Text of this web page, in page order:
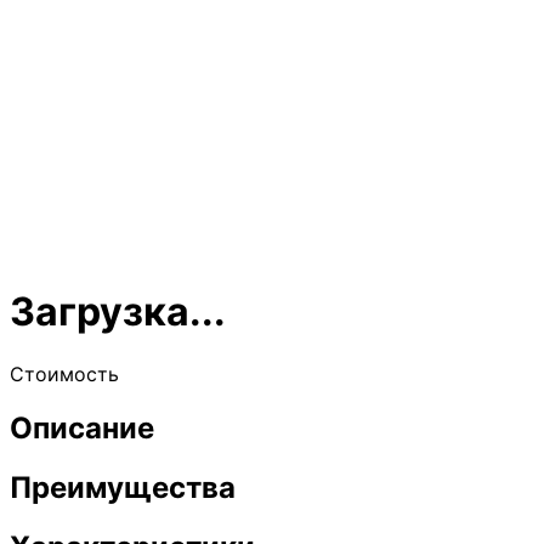
Загрузка...
Стоимость
Описание
Преимущества